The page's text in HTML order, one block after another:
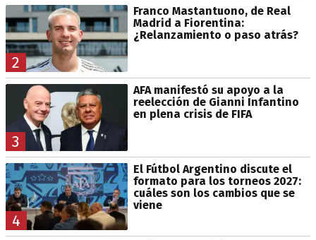
2
Franco Mastantuono, de Real
Madrid a Fiorentina:
¿Relanzamiento o paso atrás?
3
AFA manifestó su apoyo a la
reelección de Gianni Infantino
en plena crisis de FIFA
4
El Fútbol Argentino discute el
formato para los torneos 2027:
cuáles son los cambios que se
viene